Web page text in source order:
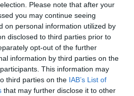
Please note that after your
you may continue seeing
on personal information utilized by
disclosed to third parties prior to
opt-out of the further
information by third parties on the
This information may
third parties on the IAB’s List of
that may further disclose it to other
lassan,
indult újra fejlődésnek.
család birtoka lett, ők
is a szinte
Sándor az
a kor ízlésének
1739-ben pedig a